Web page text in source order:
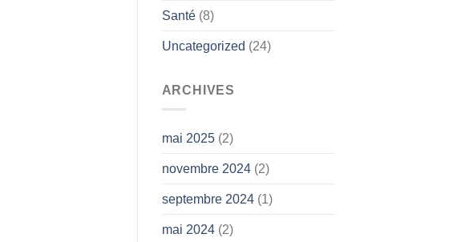
Santé(8)
Uncategorized (24)
ARCHIVES
mai 2025(2)
novembre 2024(2)
septembre 2024(1)
mai 2024(2)